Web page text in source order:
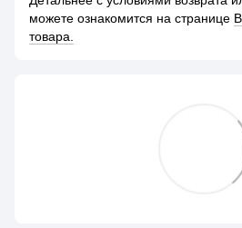
можете ознакомится на странице
товара.